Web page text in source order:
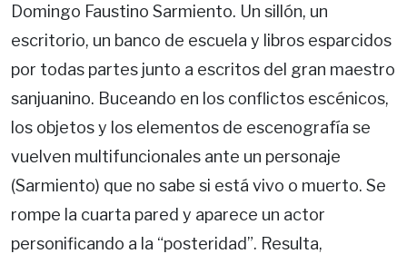
Domingo Faustino Sarmiento. Un sillón, un
escritorio, un banco de escuela y libros esparcidos
por todas partes junto a escritos del gran maestro
sanjuanino. Buceando en los conflictos escénicos,
los objetos y los elementos de escenografía se
vuelven multifuncionales ante un personaje
(Sarmiento) que no sabe si está vivo o muerto. Se
rompe la cuarta pared y aparece un actor
personificando a la “posteridad”. Resulta,